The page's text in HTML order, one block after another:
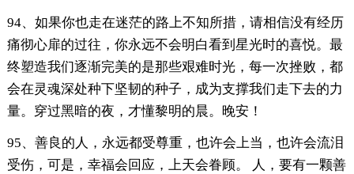
94、如果你也走在迷茫的路上不知所措，请相信没有经历
痛彻心扉的过往，你永远不会明白看到星光时的喜悦。最
终塑造我们逐渐完美的是那些艰难时光，每一次挫败，都
会在灵魂深处种下坚韧的种子，成为支撑我们走下去的力
量。穿过黑暗的夜，才懂黎明的晨。晚安！
95、善良的人，永远都受尊重，也许会上当，也许会流泪
受伤，可是，幸福会回应，上天会眷顾。 人，要有一颗善